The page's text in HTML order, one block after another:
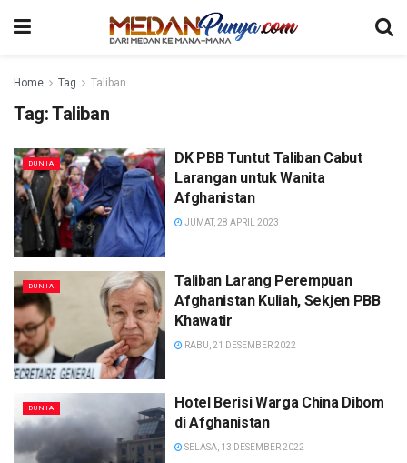
Home Tag Taliban
Tag:Taliban
DUNIA
DK PBB Tuntut Taliban Cabut
Larangan untuk Wanita
Afghanistan
JUMAT, 28 APRIL 2023
DUNIA
Taliban Larang Perempuan
Afghanistan Kuliah, Sekjen PBB
Khawatir
RABU, 21 DESEMBER 2022
DUNIA
Hotel Berisi Warga China Dibom
di Afghanistan
SELASA, 13 DESEMBER 2022